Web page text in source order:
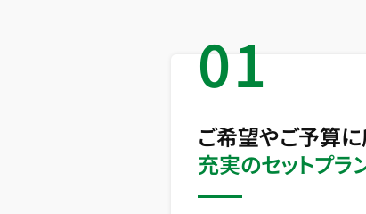
01
ご希望やご予算
充実のセットプラ